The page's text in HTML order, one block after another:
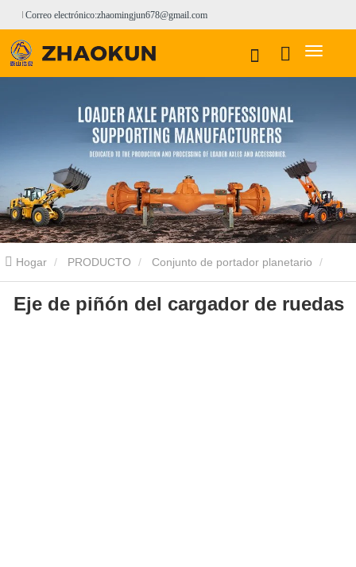
Correo electrónico:zhaomingjun678@gmail.com
Hogar PRODUCTO Conjunto de portador planetario
Conjunto de portador planetario LOVOL Eje de piñón del
Eje de piñón del cargador de ruedas